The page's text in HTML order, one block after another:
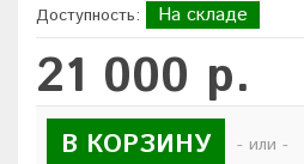
Доступность:
На складе
21 000 р.
В КОРЗИНУ - или -